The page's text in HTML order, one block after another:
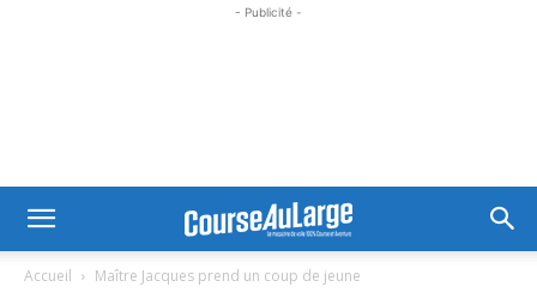
- Publicité -
Accueil Maître Jacques prend un coup de jeune